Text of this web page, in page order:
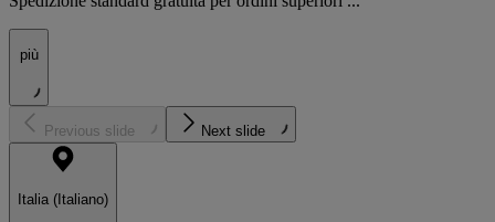
più
Previous slide Next slide
Italia (Italiano)